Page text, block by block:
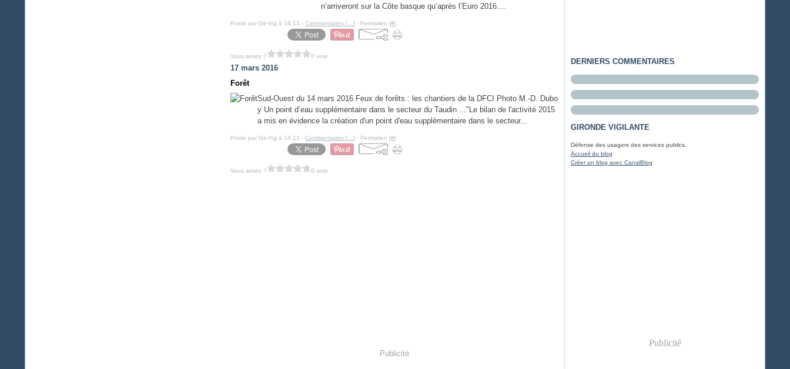
n’arriveront sur la Côte basque qu’après l’Euro 2016....
Posté par Gir-Vig à 16:13 -Commentaires [ …] - Permalien [#]
Vous aimez ? 0 vote
17 mars 2016
Forêt
Sud-Ouest du 14 mars 2016 Feux de forêts : les chantiers de la DFCI Photo M.-D. Dubo
y Un point d’eau supplémentaire dans le secteur du Taudin ..."Le bilan de l'activité 2015
a mis en évidence la création d'un point d'eau supplémentaire dans le secteur...
Posté par Gir-Vig à 16:13 -Commentaires [ …] - Permalien [#]
Vous aimez ? 0 vote
Publicité
DERNIERS COMMENTAIRES
GIRONDE VIGILANTE
Défense des usagers des services publics.
Accueil du blog
Créer un blog avec CanalBlog
Publicité